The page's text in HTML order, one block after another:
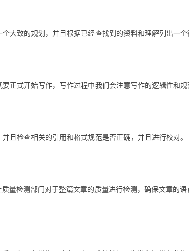
大致的规划，并且根据已经查找到的资料和理解列出一个
正式开始写作，写作过程中我们会注意写作的逻辑性和规
且检查相关的引用和格式规范是否正确，并且进行校对。
量检测部门对于整篇文章的质量进行检测，确保文章的